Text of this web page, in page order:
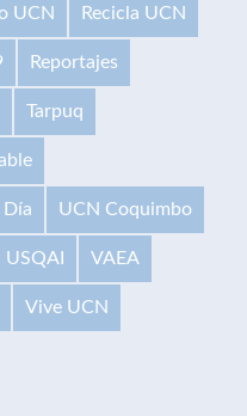
UCN Recicla UCN
Reportajes
Tarpuq
Día UCN Coquimbo
USQAI VAEA
Vive UCN